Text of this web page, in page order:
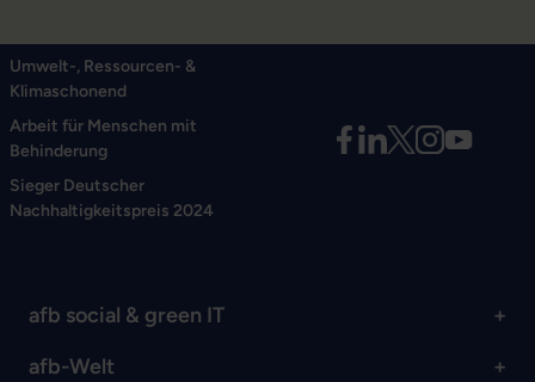
Umwelt-, Ressourcen- &
Klimaschonend
Arbeit für Menschen mit
Behinderung
Sieger Deutscher
Nachhaltigkeitspreis 2024
afb social & green IT
afb-Welt